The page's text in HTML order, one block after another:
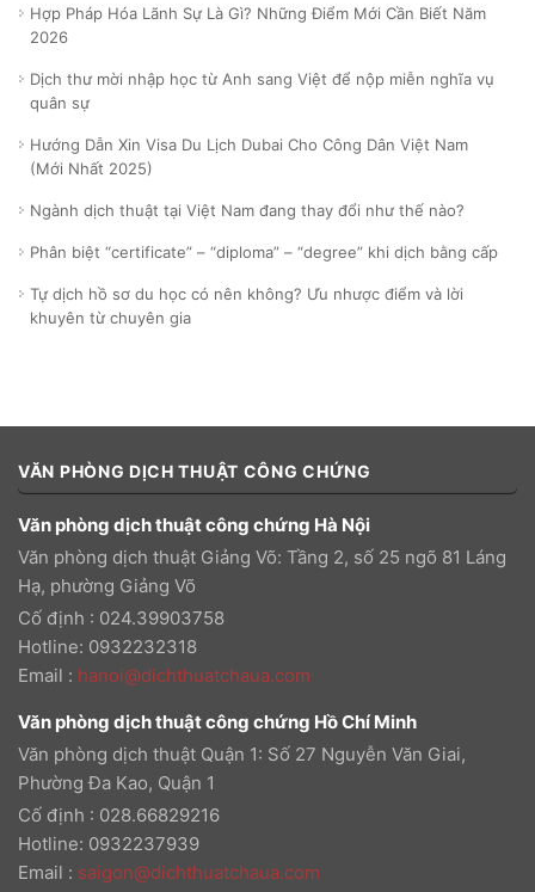
Hợp Pháp Hóa Lãnh Sự Là Gì? Những Điểm Mới Cần Biết Năm
2026
Dịch thư mời nhập học từ Anh sang Việt để nộp miễn nghĩa vụ
quân sự
Hướng Dẫn Xin Visa Du Lịch Dubai Cho Công Dân Việt Nam
(Mới Nhất 2025)
Ngành dịch thuật tại Việt Nam đang thay đổi như thế nào?
Phân biệt “certificate” – “diploma” – “degree” khi dịch bằng cấp
Tự dịch hồ sơ du học có nên không? Ưu nhược điểm và lời
khuyên từ chuyên gia
VĂN PHÒNG DỊCH THUẬT CÔNG CHỨNG
Văn phòng dịch thuật công chứng Hà Nội
Văn phòng dịch thuật Giảng Võ: Tầng 2, số 25 ngõ 81 Láng
Hạ, phường Giảng Võ
Cố định : 024.39903758
Hotline: 0932232318
Email : hanoi@dichthuatchaua.com
Văn phòng dịch thuật công chứng Hồ Chí Minh
Văn phòng dịch thuật Quận 1: Số 27 Nguyễn Văn Giai,
Phường Đa Kao, Quận 1
Cố định : 028.66829216
Hotline: 0932237939
Email : saigon@dichthuatchaua.com